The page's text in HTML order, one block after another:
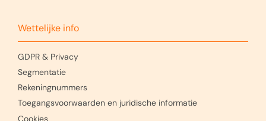
Wettelijke info
GDPR & Privacy
Segmentatie
Rekeningnummers
Toegangsvoorwaarden en juridische informatie
Cookies